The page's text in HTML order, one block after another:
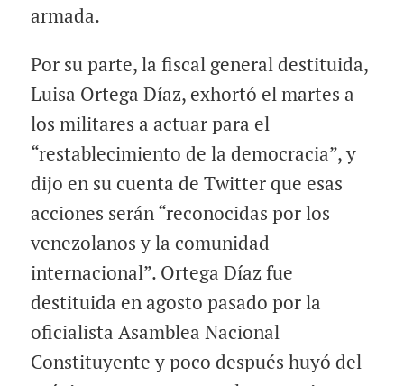
armada.
Por su parte, la fiscal general destituida,
Luisa Ortega Díaz, exhortó el martes a
los militares a actuar para el
“restablecimiento de la democracia”, y
dijo en su cuenta de Twitter que esas
acciones serán “reconocidas por los
venezolanos y la comunidad
internacional”. Ortega Díaz fue
destituida en agosto pasado por la
oficialista Asamblea Nacional
Constituyente y poco después huyó del